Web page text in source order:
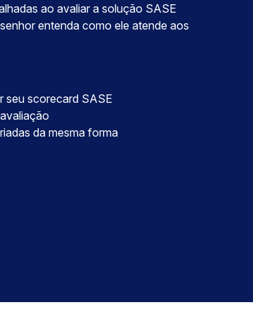
ao avaliar a solução SASE
entenda como ele atende aos
seu scorecard SASE
da mesma forma